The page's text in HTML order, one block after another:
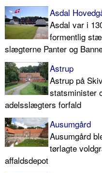
Asdal
Asdal var i
formentlig
slægterne Panter og
Astrup
Astrup på
statsminister
adelsslægters forfald
Ausumgård
Ausumgård
tørlagte
affaldsdepot